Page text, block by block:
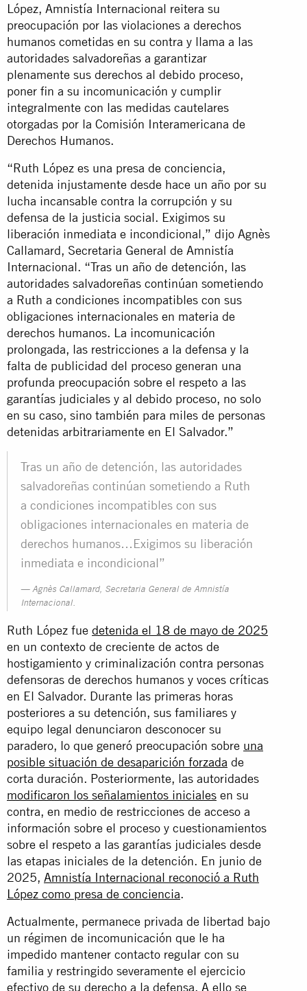
López, Amnistía Internacional reitera su
preocupación por las violaciones a derechos
humanos cometidas en su contra y llama a las
autoridades salvadoreñas a garantizar
plenamente sus derechos al debido proceso,
poner fin a su incomunicación y cumplir
integralmente con las medidas cautelares
otorgadas por la Comisión Interamericana de
Derechos Humanos.
“Ruth López es una presa de conciencia,
detenida injustamente desde hace un año por su
lucha incansable contra la corrupción y su
defensa de la justicia social. Exigimos su
liberación inmediata e incondicional,” dijo Agnès
Callamard, Secretaria General de Amnistía
Internacional. “Tras un año de detención, las
autoridades salvadoreñas continúan sometiendo
a Ruth a condiciones incompatibles con sus
obligaciones internacionales en materia de
derechos humanos. La incomunicación
prolongada, las restricciones a la defensa y la
falta de publicidad del proceso generan una
profunda preocupación sobre el respeto a las
garantías judiciales y al debido proceso, no solo
en su caso, sino también para miles de personas
detenidas arbitrariamente en El Salvador.”
Tras un año de detención, las autoridades
salvadoreñas continúan sometiendo a Ruth
a condiciones incompatibles con sus
obligaciones internacionales en materia de
derechos humanos…Exigimos su liberación
inmediata e incondicional”
Agnès Callamard, Secretaria General de Amnistía
Internacional.
Ruth López fue detenida el 18 de mayo de 2025
en un contexto de creciente de actos de
hostigamiento y criminalización contra personas
defensoras de derechos humanos y voces críticas
en El Salvador. Durante las primeras horas
posteriores a su detención, sus familiares y
equipo legal denunciaron desconocer su
paradero, lo que generó preocupación sobre una
posible situación de desaparición forzada de
corta duración. Posteriormente, las autoridades
modificaron los señalamientos iniciales en su
contra, en medio de restricciones de acceso a
información sobre el proceso y cuestionamientos
sobre el respeto a las garantías judiciales desde
las etapas iniciales de la detención. En junio de
2025, Amnistía Internacional reconoció a Ruth
López como presa de conciencia.
Actualmente, permanece privada de libertad bajo
un régimen de incomunicación que le ha
impedido mantener contacto regular con su
familia y restringido severamente el ejercicio
efectivo de su derecho a la defensa. A ello se